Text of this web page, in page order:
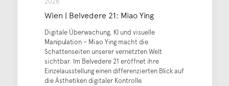
Wien | Belvedere 21: Miao Ying
Digitale Überwachung, KI und visuelle
Manipulation – Miao Ying macht die
Schattenseiten unserer vernetzten Welt
sichtbar. Im Belvedere 21 eröffnet ihre
Einzelausstellung einen differenzierten Blick auf
die Ästhetiken digitaler Kontrolle.